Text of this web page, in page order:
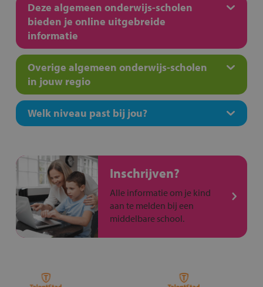
Deze algemeen onderwijs-scholen
bieden je online uitgebreide
informatie
Overige algemeen onderwijs-scholen
in jouw regio
Welk niveau past bij jou?
Inschrijven?
Alle informatie om je kind
aan te melden bij een
middelbare school.